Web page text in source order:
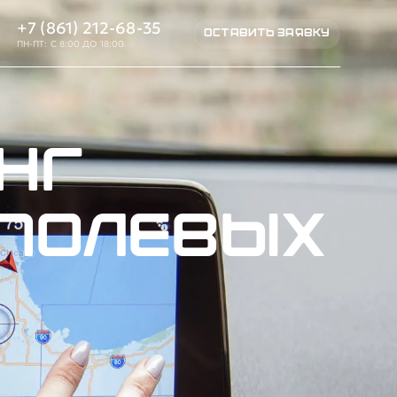
+7 (861) 212-68-35
ПН-ПТ: С 8:00 ДО 18:00
ОСТАВИТЬ ЗАЯВКУ